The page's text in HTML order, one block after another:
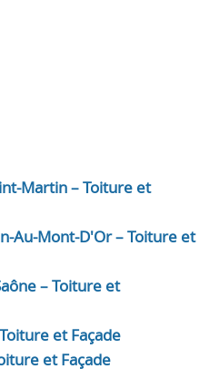
Martin – Toiture et
Au-Mont-D'Or – Toiture et
– Toiture et
et Façade
et Façade